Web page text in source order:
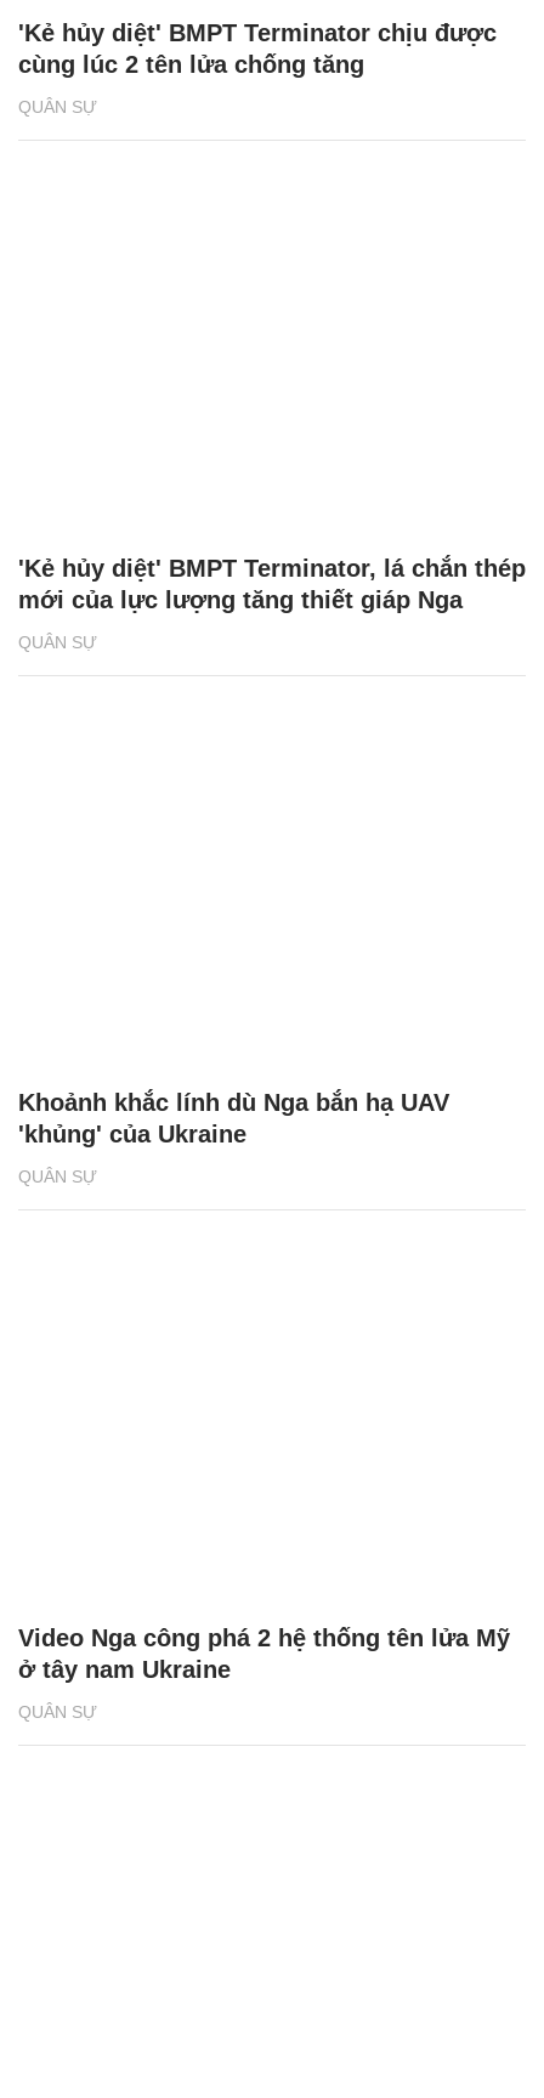
QUÂN SỰ
'Kẻ hủy diệt' BMPT Terminator chịu được
cùng lúc 2 tên lửa chống tăng
QUÂN SỰ
'Kẻ hủy diệt' BMPT Terminator, lá chắn thép
mới của lực lượng tăng thiết giáp Nga
QUÂN SỰ
Khoảnh khắc lính dù Nga bắn hạ UAV
'khủng' của Ukraine
QUÂN SỰ
Video Nga công phá 2 hệ thống tên lửa Mỹ
ở tây nam Ukraine